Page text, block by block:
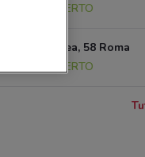
APERTO
Via Maldacea, 58 Roma
APERTO